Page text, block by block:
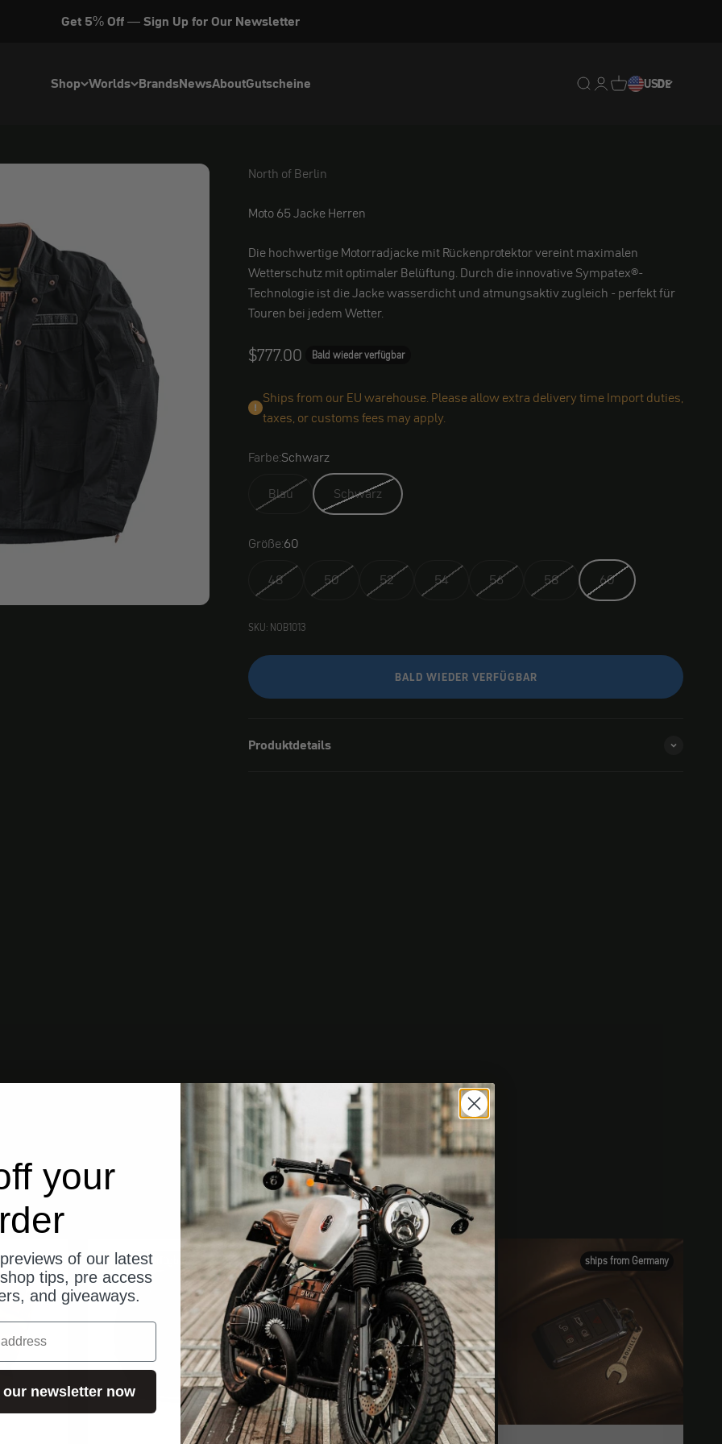
Get 5% Off — Sign Up for Our Newsletter
Shop Worlds BrandsNewsAboutGutscheine Translation missing:
Translation missing:
Translation
USDDE
North of Berlin
North of Berlin
Moto 65 Jacke Herren
Die hochwertige Motorradjacke mit Rückenprotektor vereint maximalen
Wetterschutz mit optimaler Belüftung. Durch die innovative Sympatex®-
Technologie ist die Jacke wasserdicht und atmungsaktiv zugleich - perfekt für
Touren bei jedem Wetter.
Angebot
$777.00 Bald wieder verfügbar
Ships from our EU warehouse. Please allow extra delivery time Import duties,
taxes, or customs fees may apply.
Farbe:Schwarz
Blau Schwarz
Größe:60
48 50 52 54 56 58 60
SKU: NOB1013
BALD WIEDER VERFÜGBAR
Produktdetails
Bald wieder verfügbar Bald wieder verfügbar ships from Germany
your
of our latest
tips, pre access
and giveaways.
newsletter now